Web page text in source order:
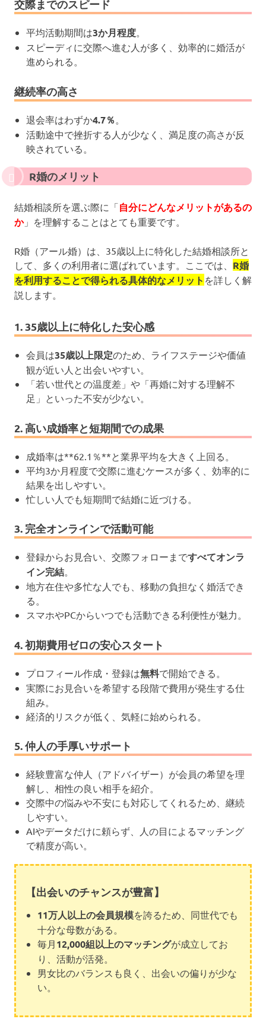
交際までのスピード
平均活動期間は3か月程度。
スピーディに交際へ進む人が多く、効率的に婚活が
進められる。
継続率の高さ
退会率はわずか4.7％
活動途中で挫折する人が少なく、満足度の高さが反
映されている。
R婚のメリット
結婚相談所を選ぶ際に「自分にどんなメリットがあるの
か」を理解することはとても重要です。
R婚（アール婚）は、35歳以上に特化した結婚相談所と
して、多くの利用者に選ばれています。ここでは、 R婚
を利用することで得られる具体的なメリット を詳しく解
説します。
1. 35歳以上に特化した安心感
会員は35歳以上限定のため、ライフステージや価値
観が近い人と出会いやすい。
「若い世代との温度差」や「再婚に対する理解不
足」といった不安が少ない。
2. 高い成婚率と短期間での成果
成婚率は**62.1％**と業界平均を大きく上回る。
平均3か月程度で交際に進むケースが多く、効率的に
結果を出しやすい。
忙しい人でも短期間で結婚に近づける。
3. 完全オンラインで活動可能
登録からお見合い、交際フォローまですべてオンラ
イン完結。
地方在住や多忙な人でも、移動の負担なく婚活でき
る。
スマホやPCからいつでも活動できる利便性が魅力。
4. 初期費用ゼロの安心スタート
プロフィール作成・登録は無料で開始できる。
実際にお見合いを希望する段階で費用が発生する仕
組み。
経済的リスクが低く、気軽に始められる。
5. 仲人の手厚いサポート
経験豊富な仲人（アドバイザー）が会員の希望を理
解し、相性の良い相手を紹介。
交際中の悩みや不安にも対応してくれるため、継続
しやすい。
AIやデータだけに頼らず、人の目によるマッチング
で精度が高い。
【出会いのチャンスが豊富】
11万人以上の会員規模を誇るため、同世代でも
十分な母数がある。
毎月 12,000組以上のマッチングが成立してお
り、活動が活発。
男女比のバランスも良く、出会いの偏りが少な
い。